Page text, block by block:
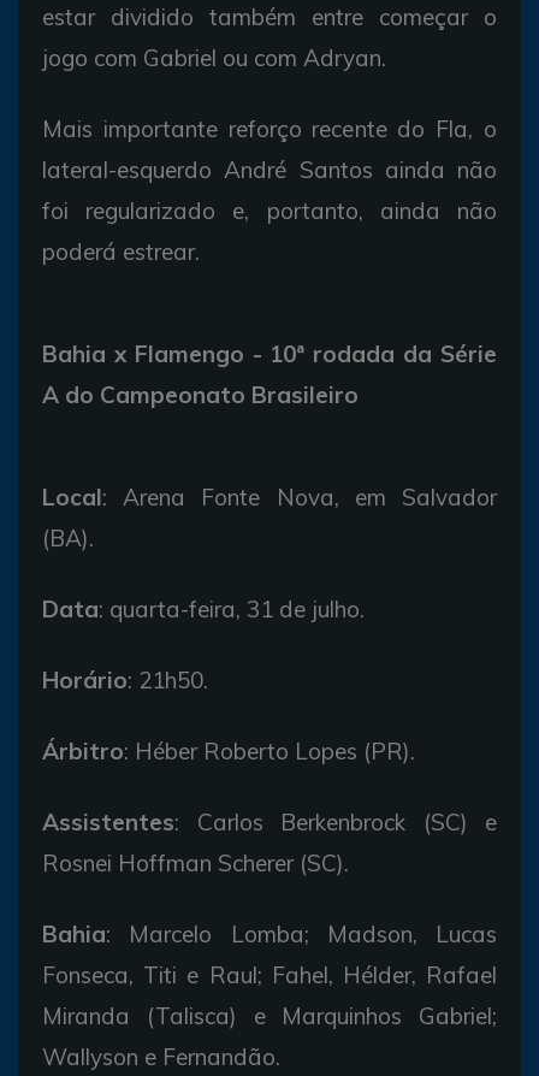
estar dividido também entre começar o
jogo com Gabriel ou com Adryan.
Mais importante reforço recente do Fla, o
lateral-esquerdo André Santos ainda não
foi regularizado e, portanto, ainda não
poderá estrear.
Bahia x Flamengo - 10ª rodada da Série
A do Campeonato Brasileiro
Local: Arena Fonte Nova, em Salvador
(BA).
Data: quarta-feira, 31 de julho.
Horário: 21h50.
Árbitro: Héber Roberto Lopes (PR).
Assistentes: Carlos Berkenbrock (SC) e
Rosnei Hoffman Scherer (SC).
Bahia: Marcelo Lomba; Madson, Lucas
Fonseca, Titi e Raul; Fahel, Hélder, Rafael
Miranda (Talisca) e Marquinhos Gabriel;
Wallyson e Fernandão.